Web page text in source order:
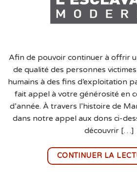
Afin de pouvoir continuer à offrir
de qualité des personnes
humains à des fins d’exploitation
fait appel à votre générosité en
d’année. À travers l’histoire de
dans notre appel aux dons ci-
découvrir […]
CONTINUER LA